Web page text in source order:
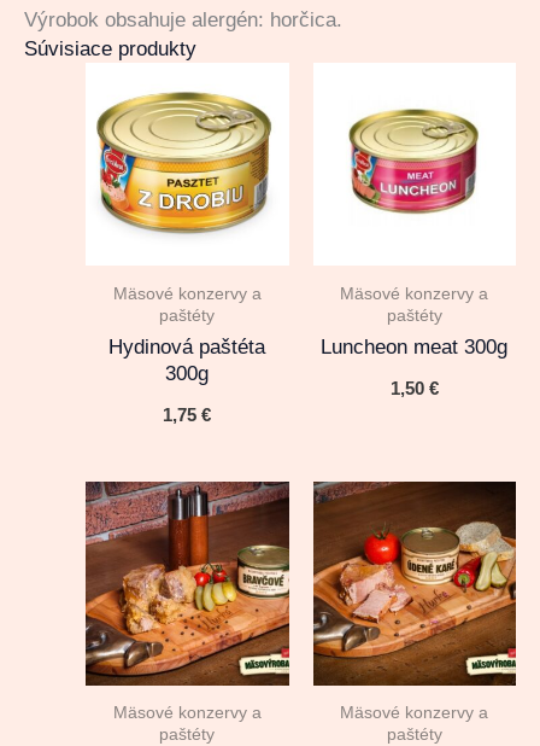
Výrobok obsahuje alergén: horčica.
Súvisiace produkty
Mäsové konzervy a
paštéty
Hydinová paštéta
300g
1,75€
Mäsové konzervy a
paštéty
Luncheon meat 300g
1,50 €
Mäsové konzervy a
paštéty
Mäsové konzervy a
paštéty